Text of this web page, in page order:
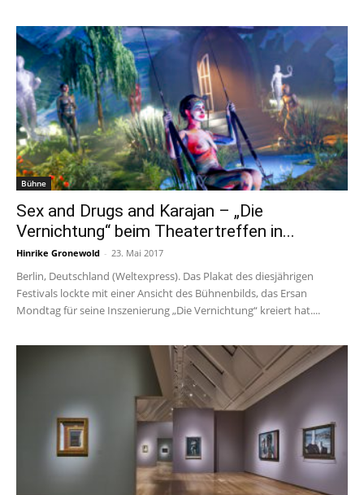
Bühne
Sex and Drugs and Karajan – „Die
Vernichtung“ beim Theatertreffen in...
Hinrike Gronewold - 23. Mai 2017
Berlin, Deutschland (Weltexpress). Das Plakat des diesjährigen
Festivals lockte mit einer Ansicht des Bühnenbilds, das Ersan
Mondtag für seine Inszenierung „Die Vernichtung“ kreiert hat....